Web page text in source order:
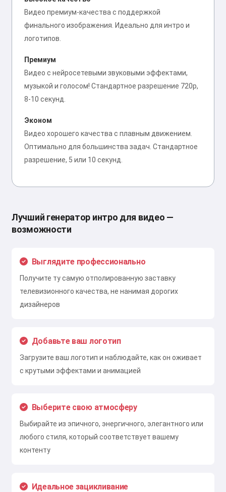
Видео премиум-качества с поддержкой
финального изображения. Идеально для интро и
логотипов.
Премиум
Видео с нейросетевыми звуковыми эффектами,
музыкой и голосом! Стандартное разрешение 720p,
8-10 секунд.
Эконом
Видео хорошего качества с плавным движением.
Оптимально для большинства задач. Стандартное
разрешение, 5 или 10 секунд.
Лучший генератор интро для видео —
возможности
Выглядите профессионально
Получите ту самую отполированную заставку
телевизионного качества, не нанимая дорогих
дизайнеров
Добавьте ваш логотип
Загрузите ваш логотип и наблюдайте, как он оживает
с крутыми эффектами и анимацией
Выберите свою атмосферу
Выбирайте из эпичного, энергичного, элегантного или
любого стиля, который соответствует вашему
контенту
Идеальное зацикливание